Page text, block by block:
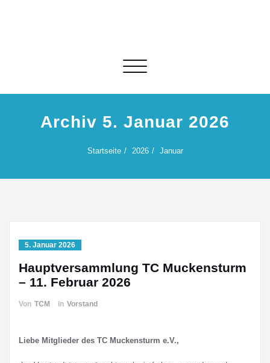
Schalte Navigation
Archiv 5. Januar 2026
Startseite 2026 Januar
5. Januar 2026
Hauptversammlung TC Muckensturm
– 11. Februar 2026
Von TCM in Vorstand
Liebe Mitglieder des TC Muckensturm e.V.,